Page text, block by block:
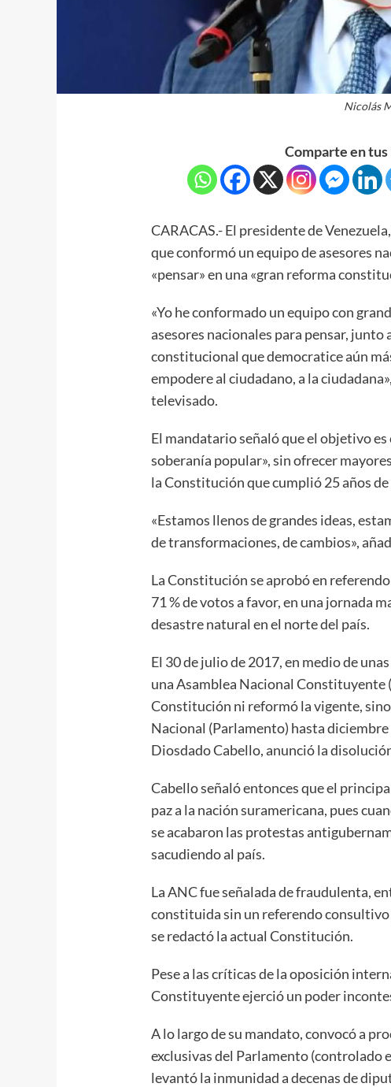
Nicolás
Comparte en tus
CARACAS.- El presidente de
que conformó un equipo de asesores
«pensar» en una «gran reforma
«Yo he conformado un equipo con
asesores nacionales para pensar,
constitucional que democratice aún
empodere al ciudadano, a la
televisado.
El mandatario señaló que el objetivo
soberanía popular», sin ofrecer
la Constitución que cumplió 25 años
«Estamos llenos de grandes ideas,
de transformaciones, de cambios»,
La Constitución se aprobó en
71 % de votos a favor, en una jornada
desastre natural en el norte del país.
El 30 de julio de 2017, en medio de
una Asamblea Nacional Constituyente
Constitución ni reformó la vigente,
Nacional (Parlamento) hasta
Diosdado Cabello, anunció la
Cabello señaló entonces que el
paz a la nación suramericana, pues
se acabaron las protestas
sacudiendo al país.
La ANC fue señalada de fraudulenta,
constituida sin un referendo
se redactó la actual Constitución.
Pese a las críticas de la oposición
Constituyente ejerció un poder
A lo largo de su mandato, convocó a
exclusivas del Parlamento (controlado
levantó la inmunidad a decenas de